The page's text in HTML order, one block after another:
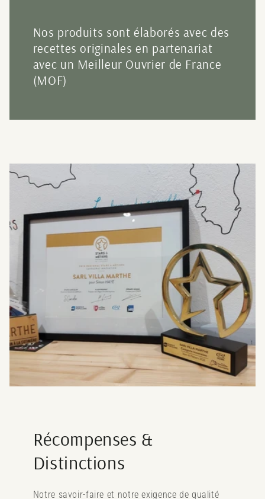
Nos produits sont élaborés avec des
recettes originales en partenariat
avec un Meilleur Ouvrier de France
(MOF)
Récompenses &
Distinctions
Notre savoir-faire et notre exigence de qualité